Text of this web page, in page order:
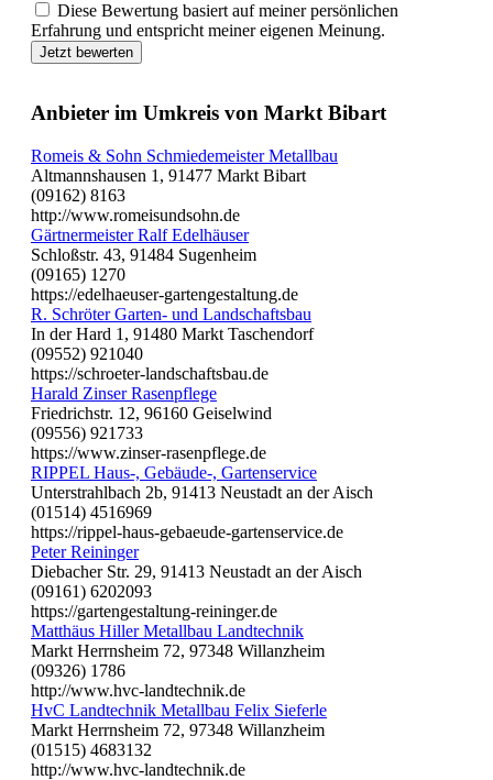
Diese Bewertung basiert auf meiner persönlichen
Erfahrung und entspricht meiner eigenen Meinung.
Jetzt bewerten
Anbieter im Umkreis von Markt Bibart
Romeis & Sohn Schmiedemeister Metallbau
Altmannshausen 1, 91477 Markt Bibart
(09162) 8163
http://www.romeisundsohn.de
Gärtnermeister Ralf Edelhäuser
Schloßstr. 43, 91484 Sugenheim
(09165) 1270
https://edelhaeuser-gartengestaltung.de
R. Schröter Garten- und Landschaftsbau
In der Hard 1, 91480 Markt Taschendorf
(09552) 921040
https://schroeter-landschaftsbau.de
Harald Zinser Rasenpflege
Friedrichstr. 12, 96160 Geiselwind
(09556) 921733
https://www.zinser-rasenpflege.de
RIPPEL Haus-, Gebäude-, Gartenservice
Unterstrahlbach 2b, 91413 Neustadt an der Aisch
(01514) 4516969
https://rippel-haus-gebaeude-gartenservice.de
Peter Reininger
Diebacher Str. 29, 91413 Neustadt an der Aisch
(09161) 6202093
https://gartengestaltung-reininger.de
Matthäus Hiller Metallbau Landtechnik
Markt Herrnsheim 72, 97348 Willanzheim
(09326) 1786
http://www.hvc-landtechnik.de
HvC Landtechnik Metallbau Felix Sieferle
Markt Herrnsheim 72, 97348 Willanzheim
(01515) 4683132
http://www.hvc-landtechnik.de